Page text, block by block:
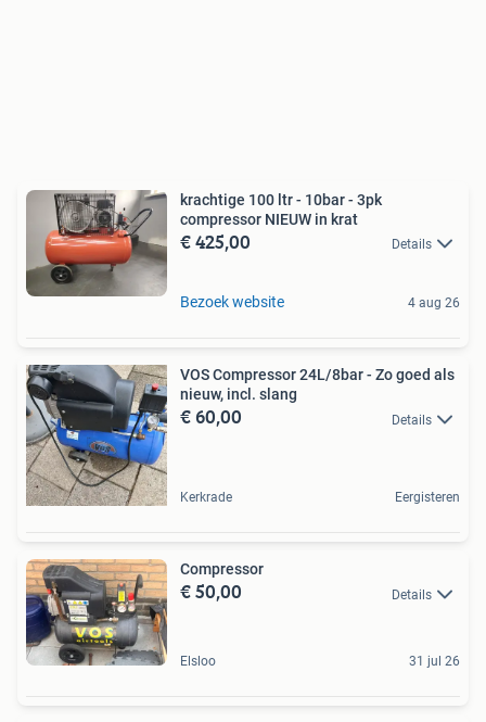
krachtige 100 ltr - 10bar - 3pk
compressor NIEUW in krat
€ 425,00 Details
Bezoek website 4 aug 26
VOS Compressor 24L/8bar - Zo goed als
nieuw, incl. slang
€ 60,00 Details
Kerkrade Eergisteren
Compressor
€ 50,00 Details
Elsloo 31 jul 26